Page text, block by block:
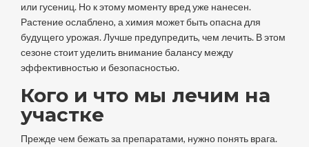
или гусениц. Но к этому моменту вред уже нанесен.
Растение ослаблено, а химия может быть опасна для
будущего урожая. Лучше предупредить, чем лечить. В этом
сезоне стоит уделить внимание балансу между
эффективностью и безопасностью.
Кого и что мы лечим на
участке
Прежде чем бежать за препаратами, нужно понять врага.